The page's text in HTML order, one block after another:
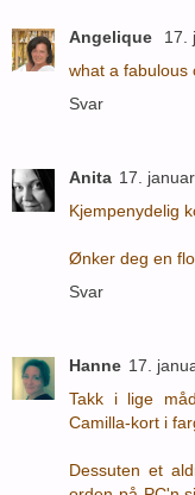
Angelique
17.
what a fabulous
Svar
Anita 17.
Kjempenydelig
Ønker deg en
Svar
Hanne 17.
Takk i lige
Camilla-kort i
Dessuten et